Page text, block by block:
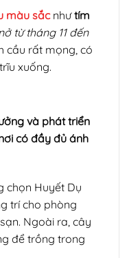
màu sắcnhưtím
từ tháng 11 đến
cầu rất mọng, có
xuống.
và phát triển
có đầy đủ ánh
chọn Huyết Dụ
trí cho phòng
Ngoài ra, cây
để trồng trong